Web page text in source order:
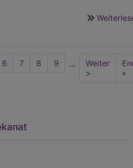
Seite
6 Seite
7 Seite
8 Seite
9 …
Nächste
Seite
Weiter
>
»